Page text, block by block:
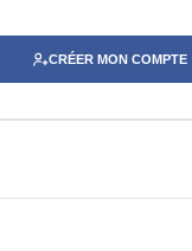
CRÉER MON COMPTE